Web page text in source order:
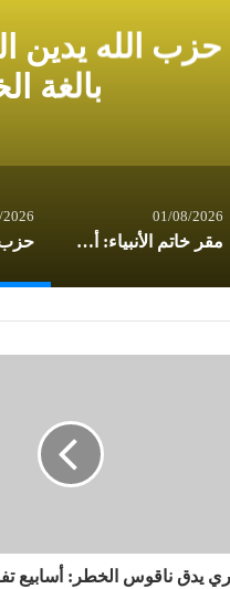
حزب الله يدين
بالغة
01/08/2026
مقر خاتم الأنبياء: أميركا تسير بوتيرة نحو إشعال حرب إقليمية شاملة
يدق ناقوس الخطر: أسابيع